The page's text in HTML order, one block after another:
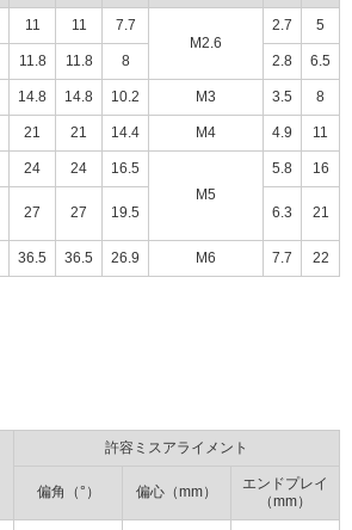
11 11
7.7
M2.6
2.7 5
11.8 11.8 8 2.8 6.5
14.8 14.8 10.2 M3 3.5 8
21 21 14.4 M4 4.9 11
24 24
16.5
M5
5.8 16
27 27 19.5 6.3 21
36.5 36.5 26.9 M6 7.7 22
許容ミスアライメント
偏角（°） 偏心（mm）
エンドプレイ
（mm）